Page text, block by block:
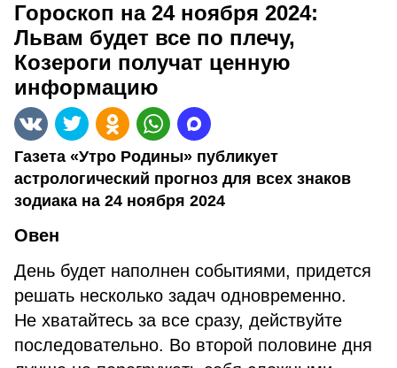
Гороскоп на 24 ноября 2024:
Львам будет все по плечу,
Козероги получат ценную
информацию
Газета «Утро Родины» публикует
астрологический прогноз для всех знаков
зодиака на 24 ноября 2024
Овен
День будет наполнен событиями, придется
решать несколько задач одновременно.
Не хватайтесь за все сразу, действуйте
последовательно. Во второй половине дня